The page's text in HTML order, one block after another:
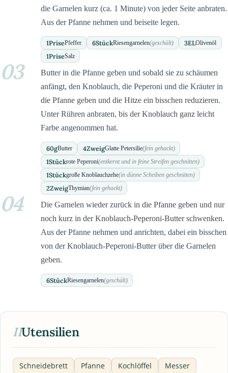
die Garnelen kurz (ca. 1 Minute) von jeder Seite anbraten.
Aus der Pfanne nehmen und beiseite legen.
1PrisePfeffer 6StückRiesengarnelen(geschält) 3ELOlivenöl
1PriseSalz
03
Butter in die Pfanne geben und sobald sie zu schäumen
anfängt, den Knoblauch, die Peperoni und die Kräuter in
die Pfanne geben und die Hitze ein bisschen reduzieren.
Unter Rühren anbraten, bis der Knoblauch ganz leicht
Farbe angenommen hat.
60gButter 4ZweigGlatte Petersilie(fein gehackt)
1Stückrote Peperoni(entkernt und in feine Streifen geschnitten)
1Stückgroße Knoblauchzehe(in dünne Scheiben geschnitten)
2ZweigThymian(fein gehackt)
04
Die Garnelen wieder zurück in die Pfanne geben und nur
noch kurz in der Knoblauch-Peperoni-Butter schwenken.
Aus der Pfanne nehmen und anrichten, dabei ein bisschen
von der Knoblauch-Peperoni-Butter über die Garnelen
geben.
6StückRiesengarnelen(geschält)
IIUtensilien
Schneidebrett Pfanne Kochlöffel Messer